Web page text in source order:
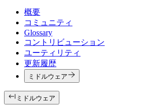
概要
コミュニティ
Glossary
コントリビューション
ユーティリティ
更新履歴
ミドルウェア
ミドルウェア